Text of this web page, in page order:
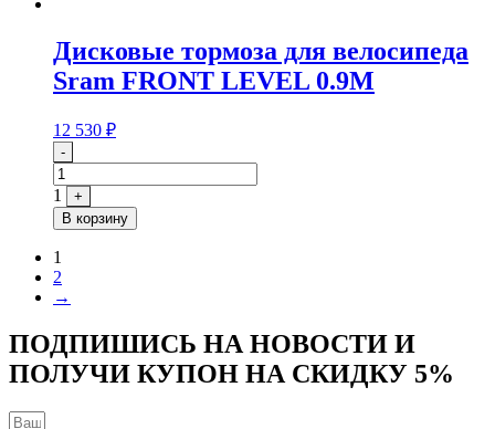
Дисковые тормоза для велосипеда
Sram FRONT LEVEL 0.9M
12 530 ₽
Quantity
-
1
+
В корзину
1
2
→
ПОДПИШИСЬ НА НОВОСТИ И
ПОЛУЧИ КУПОН НА СКИДКУ 5%